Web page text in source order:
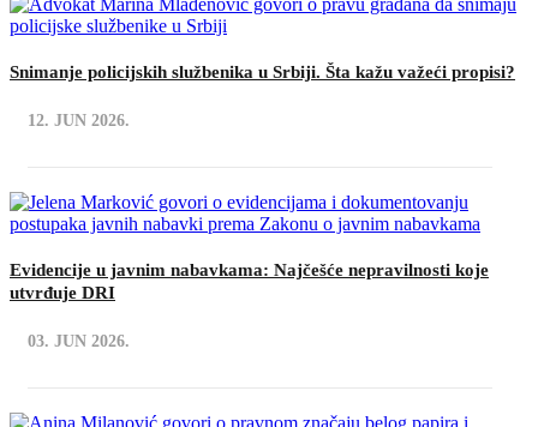
Snimanje policijskih službenika u Srbiji. Šta kažu važeći propisi?
12. JUN 2026.
Evidencije u javnim nabavkama: Najčešće nepravilnosti koje
utvrđuje DRI
03. JUN 2026.